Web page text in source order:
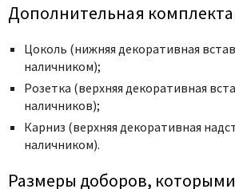
Uberture
Valcomp
Venezia Unique
Verum
Viporte
Zadoor
Дополнительная
Цоколь (нижняя декоративная
наличником);
Розетка (верхняя декоративная
наличников);
Карниз (верхняя декоративная
наличником).
Размеры доборов,